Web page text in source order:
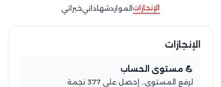
الإنجازات المواردشهاداتيخبراتي
الإنجازات
💪 مستوى الحساب
لرفع المستوى.. إحصل على 377 نجمة